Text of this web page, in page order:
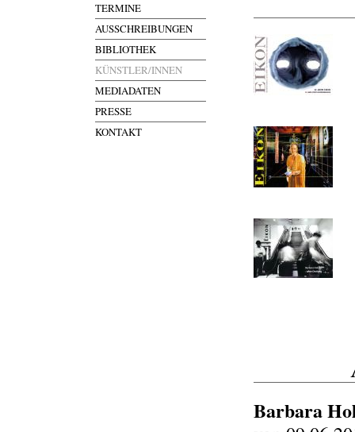
TERMINE
AUSSCHREIBUNGEN
BIBLIOTHEK
KÜNSTLER/INNEN
MEDIADATEN
PRESSE
KONTAKT
Barbara